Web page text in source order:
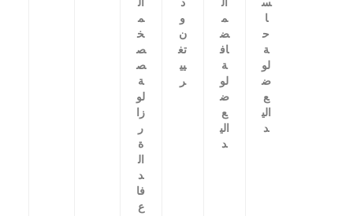
ا
ح
ة
لو
ض
ع
الي
د
م
ض
اف
ة
لو
ض
ع
الي
د
و
ن
تغ
يي
ر
م
خ
ص
ص
ة
لو
زا
ر
ة
ال
د
فا
ع